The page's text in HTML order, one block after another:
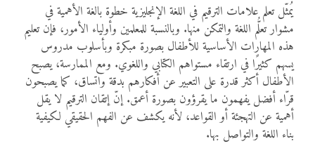
يُمثّل تعلم علامات الترقيم في اللغة الإنجليزية خطوة بالغة الأهمية في
مشوار تعلُّم اللغة والتمكن منها. وبالنسبة للمعلمين وأولياء الأمور، فإن تعليم
هذه المهارات الأساسية للأطفال بصورة مبكرة وبأسلوب مدروس
يسهم كثيرًا في ارتقاء مستواهم الكتابي واللغوي. ومع الممارسة، يصبح
الأطفال أكثر قدرة على التعبير عن أفكارهم بدقة واتساق، كما يصبحون
قرّاء أفضل يفهمون ما يقرؤون بصورة أعمق. إنّ إتقان الترقيم لا يقل
أهمية عن التهجئة أو القواعد، لأنه يكشف عن الفهم الحقيقي لكيفية
بناء اللغة والتواصل بها.